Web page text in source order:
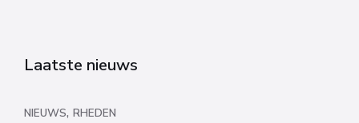
Laatste nieuws
NIEUWS, RHEDEN